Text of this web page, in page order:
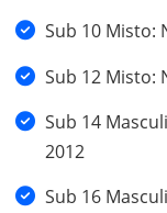
Sub 10 Misto:
Sub 12 Misto:
Sub 14
2012
Sub 16